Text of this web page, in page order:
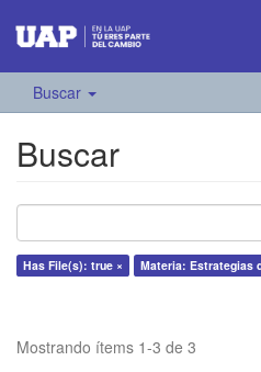
Buscar
Buscar
Has File(s): true × Materia: Estrategias
Mostrando ítems 1-3 de 3